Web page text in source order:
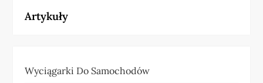
Artykuły
Wyciągarki Do Samochodów